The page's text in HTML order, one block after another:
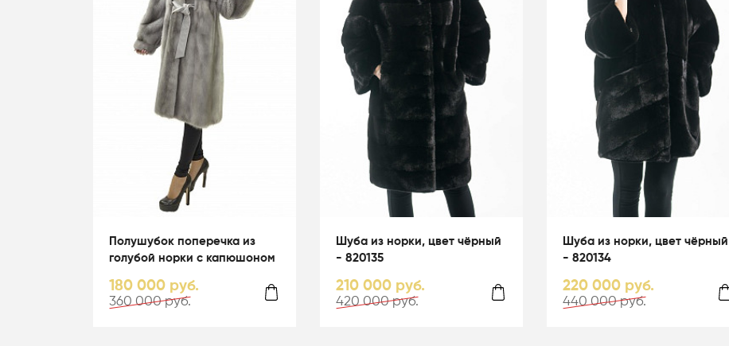
Полушубок поперечка из
голубой норки с капюшоном
180 000 руб.
360 000 руб.
Шуба из норки, цвет чёрный
- 820135
210 000 руб.
420 000 руб.
Шуба из норки, цвет чёрный
- 820134
220 000 руб.
440 000 руб.